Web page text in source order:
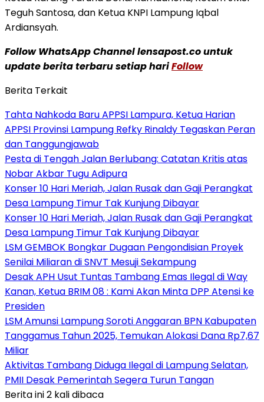
Teguh Santosa, dan Ketua KNPI Lampung Iqbal
Ardiansyah.
Follow WhatsApp Channel lensapost.co untuk
update berita terbaru setiap hariFollow
Berita Terkait
Tahta Nahkoda Baru APPSI Lampura, Ketua Harian
APPSI Provinsi Lampung Refky Rinaldy Tegaskan Peran
dan Tanggungjawab
Pesta di Tengah Jalan Berlubang: Catatan Kritis atas
Nobar Akbar Tugu Adipura
Konser 10 Hari Meriah, Jalan Rusak dan Gaji Perangkat
Desa Lampung Timur Tak Kunjung Dibayar
Konser 10 Hari Meriah, Jalan Rusak dan Gaji Perangkat
Desa Lampung Timur Tak Kunjung Dibayar
LSM GEMBOK Bongkar Dugaan Pengondisian Proyek
Senilai Miliaran di SNVT Mesuji Sekampung
Desak APH Usut Tuntas Tambang Emas Ilegal di Way
Kanan, Ketua BRIM 08 : Kami Akan Minta DPP Atensi ke
Presiden
LSM Amunsi Lampung Soroti Anggaran BPN Kabupaten
Tanggamus Tahun 2025, Temukan Alokasi Dana Rp7,67
Miliar
Aktivitas Tambang Diduga Ilegal di Lampung Selatan,
PMII Desak Pemerintah Segera Turun Tangan
Berita ini 2 kali dibaca